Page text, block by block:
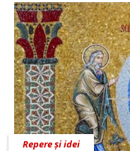
Repere și idei